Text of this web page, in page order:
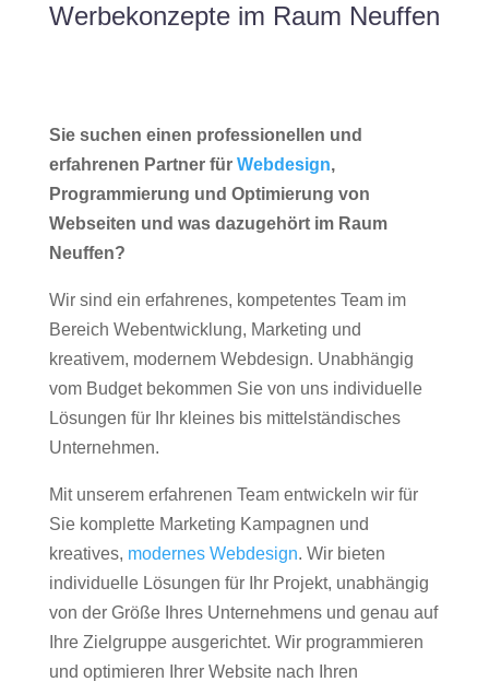
Werbekonzepte im Raum Neuffen
Sie suchen einen professionellen und
erfahrenen Partner für Webdesign,
Programmierung und Optimierung von
Webseiten und was dazugehört im Raum
Neuffen?
Wir sind ein erfahrenes, kompetentes Team im
Bereich Webentwicklung, Marketing und
kreativem, modernem Webdesign. Unabhängig
vom Budget bekommen Sie von uns individuelle
Lösungen für Ihr kleines bis mittelständisches
Unternehmen.
Mit unserem erfahrenen Team entwickeln wir für
Sie komplette Marketing Kampagnen und
kreatives, modernes Webdesign. Wir bieten
individuelle Lösungen für Ihr Projekt, unabhängig
von der Größe Ihres Unternehmens und genau auf
Ihre Zielgruppe ausgerichtet. Wir programmieren
und optimieren Ihrer Website nach Ihren